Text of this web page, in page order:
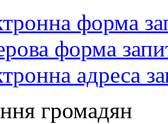
форма
форма
адреса
громадян